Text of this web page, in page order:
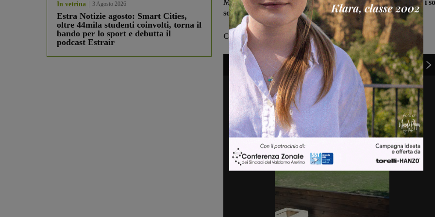
In vetrina 3 Agosto 2026
Estra Notizie agosto: Smart Cities,
oltre 44mila studenti coinvolti, torna il
bando per lo sport e debutta il
podcast Estrair
Ma nessuno si è perso d’animo e con un lavoro durato 8 mesi i
sono riusciti a creare un centro cinofilo di tutto rispetto.
Come è adesso
1di 6